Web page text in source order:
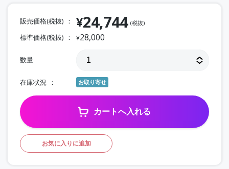
販売価格(税抜) ¥24,744 (税抜)
標準価格(税抜) ¥28,000
数量
在庫状況 お取り寄せ
カートへ入れる
お気に入りに追加